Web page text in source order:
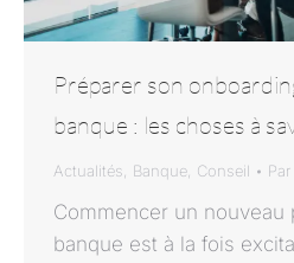
Préparer son
banque : les choses à
Actualités Banque Conseil Par
Commencer un nouveau
banque est à la fois